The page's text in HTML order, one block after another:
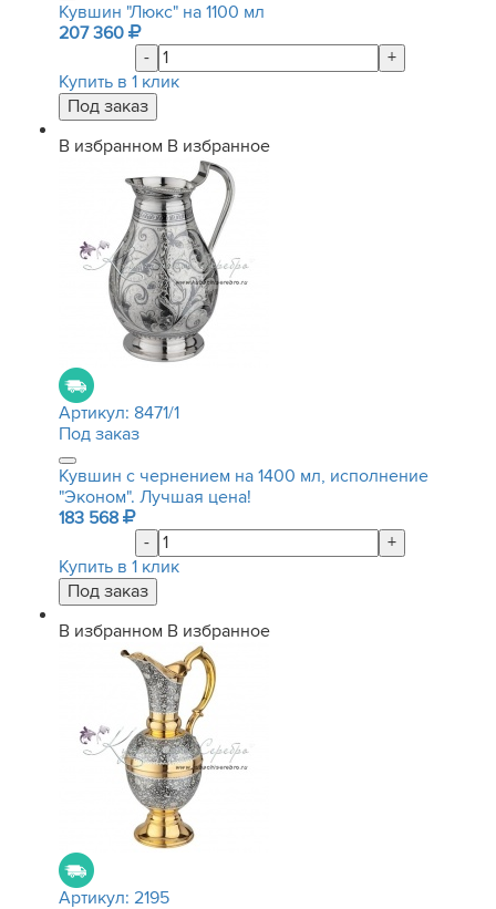
Кувшин "Люкс" на 1100 мл
207 360
-
+
Купить в 1 клик
В избранном В избранное
Артикул: 8471/1
Под заказ
Кувшин с чернением на 1400 мл, исполнение
"Эконом". Лучшая цена!
183 568
-
+
Купить в 1 клик
В избранном В избранное
Артикул: 2195